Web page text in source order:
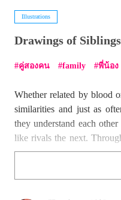
Illustrations
Drawings of
คู่สองคน family พี่น้อง
Whether related by blood
similarities and just as
they understand each
like rivals the next.
of-a-kind bond can never
Feel the love with this